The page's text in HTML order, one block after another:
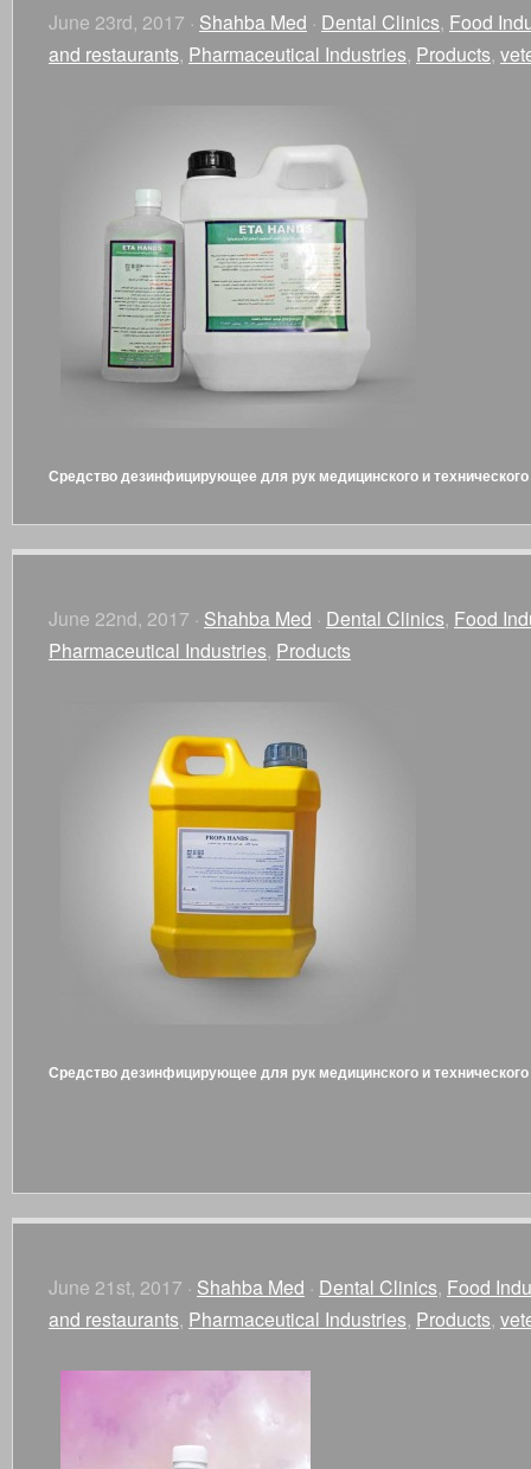
June 23rd, 2017 · Shahba Med · Dental Clinics, Food
and restaurants, Pharmaceutical Industries, Products,
Средство дезинфицирующее для рук медицинского и
June 22nd, 2017 · Shahba Med · Dental Clinics, Food
Pharmaceutical Industries, Products
Средство дезинфицирующее для рук медицинского и
June 21st, 2017 · Shahba Med · Dental Clinics, Food
and restaurants, Pharmaceutical Industries, Products,